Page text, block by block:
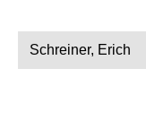
Schreiner, Erich